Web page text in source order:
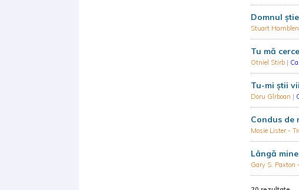
Domnul
Stuart
Tu mă
Otniel Stirb |
Tu-mi știi
Doru Gîrboan |
Condus de
Mosie Lister -
Lângă
Gary S. Paxton